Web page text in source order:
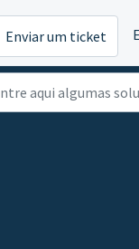
Enviar um ticket